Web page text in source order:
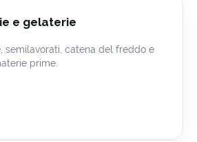
e gelaterie
semilavorati, catena del freddo e
prime.